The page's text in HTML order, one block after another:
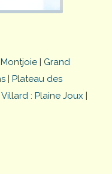
| Grand
| Plateau des
Villard : Plaine Joux |